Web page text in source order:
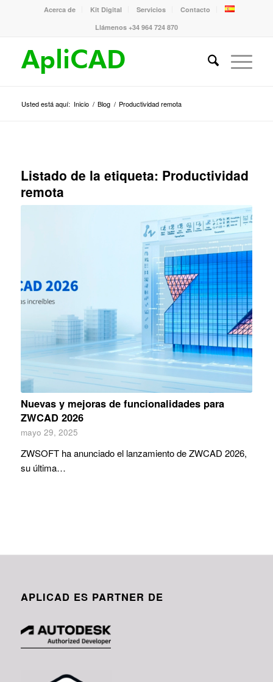
Acerca de Kit Digital Servicios
Contacto
Llámenos +34 964 724 870
Usted está aquí: Inicio / Blog / Productividad remota
Listado de la etiqueta: Productividad
remota
Nuevas y mejoras de funcionalidades para
ZWCAD 2026
mayo 29, 2025
ZWSOFT ha anunciado el lanzamiento de ZWCAD 2026,
su última…
APLICAD ES PARTNER DE